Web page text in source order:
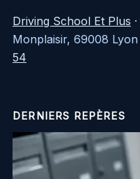
Driving School Et Plus ·
Monplaisir, 69008 Lyon
54
DERNIERS REPÈRES